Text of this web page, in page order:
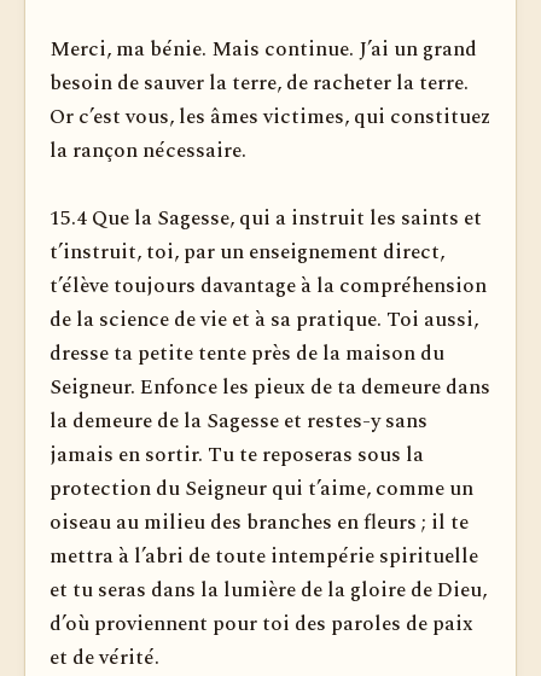
Merci, ma bénie. Mais continue. J’ai un grand
besoin de sauver la terre, de racheter la terre.
Or c’est vous, les âmes victimes, qui constituez
la rançon nécessaire.
15.4 Que la Sagesse, qui a instruit les saints et
t’instruit, toi, par un enseignement direct,
t’élève toujours davantage à la compréhension
de la science de vie et à sa pratique. Toi aussi,
dresse ta petite tente près de la maison du
Seigneur. Enfonce les pieux de ta demeure dans
la demeure de la Sagesse et restes-y sans
jamais en sortir. Tu te reposeras sous la
protection du Seigneur qui t’aime, comme un
oiseau au milieu des branches en fleurs ; il te
mettra à l’abri de toute intempérie spirituelle
et tu seras dans la lumière de la gloire de Dieu,
d’où proviennent pour toi des paroles de paix
et de vérité.